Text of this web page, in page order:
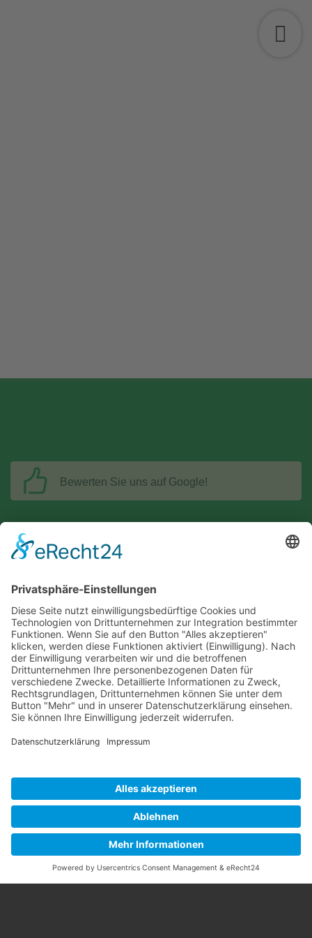
Bewerten Sie uns auf Google!
Golf-Club An der Pinnau e.V.
Pinneberger Str. 81a
Telefon: 04106-81800
info@pinnau.de
Kontakt